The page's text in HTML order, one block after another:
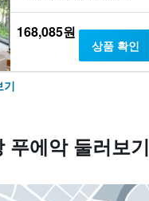
168,085원
상품 확인
기
푸에악 둘러보기